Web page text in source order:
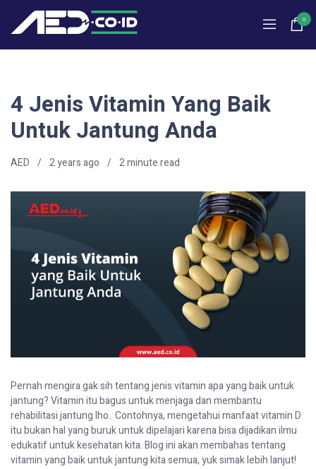
0
4 Jenis Vitamin Yang Baik
Untuk Jantung Anda
AED 2 years ago 2minute read
Pernahmengiragaksihtentangjenisvitaminapayangbaikuntuk
jantung? Vitaminitubagusuntukmenjagadanmembantu
rehabilitasijantunglho..Contohnya,mengetahuimanfaatvitamin D
itubukanhalyangburukuntukdipelajarikarenabisadijadikanilmu
edukatifuntukkesehatankita. Bloginiakanmembahastentang
vitamin yangbaikuntukjantungkitasemua, yuksimaklebihlanjut!